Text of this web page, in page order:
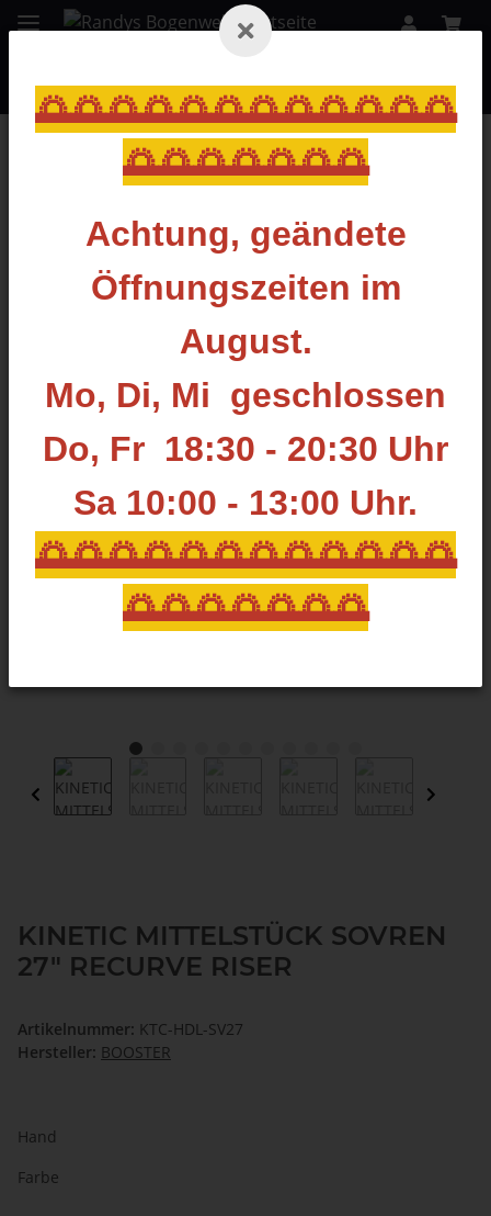
🌅🌅🌅🌅🌅🌅🌅🌅🌅🌅🌅🌅
🌅🌅🌅🌅🌅🌅🌅
Achtung, geändete
Öffnungszeiten im
August.
Mo, Di, Mi geschlossen
Do, Fr 18:30 - 20:30 Uhr
Sa 10:00 - 13:00 Uhr.
🌅🌅🌅🌅🌅🌅🌅🌅🌅🌅🌅🌅
🌅🌅🌅🌅🌅🌅🌅
Zurück zur Liste KINETIC
KINETIC MITTELSTÜCK SOVREN
27" RECURVE RISER
Artikelnummer: KTC-HDL-SV27
Hersteller: BOOSTER
Hand
Farbe